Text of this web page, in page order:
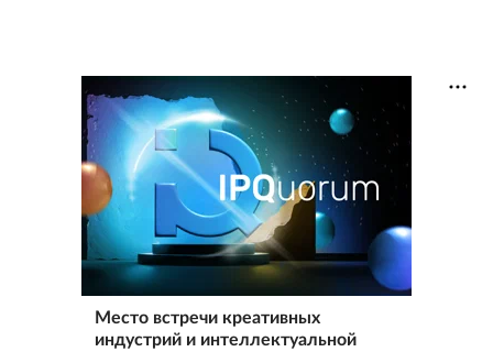
Место встречи креативных
индустрий и интеллектуальной